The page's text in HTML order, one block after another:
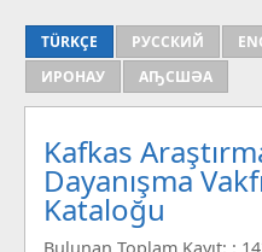
TÜRKÇE РУССКИЙ
ИРОНАУ
АҦСШӘА
Kafkas
Dayanışma
Kataloğu